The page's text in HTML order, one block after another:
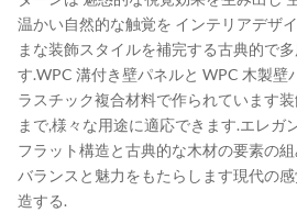
温かい自然的な触覚を インテリアデザ
まな装飾スタイルを補完する古典的で
す.WPC 溝付き壁パネルと WPC 木製壁
ラスチック複合材料で作られています
まで,様々な用途に適応できます.エレガ
フラット構造と古典的な木材の要素の
バランスと魅力をもたらします現代の
造する.